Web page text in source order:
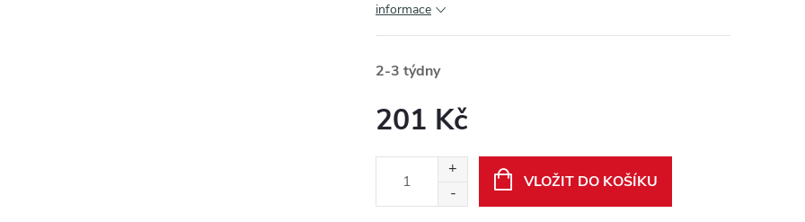
informace
2-3 týdny
201 Kč
VLOŽIT DO KOŠÍKU